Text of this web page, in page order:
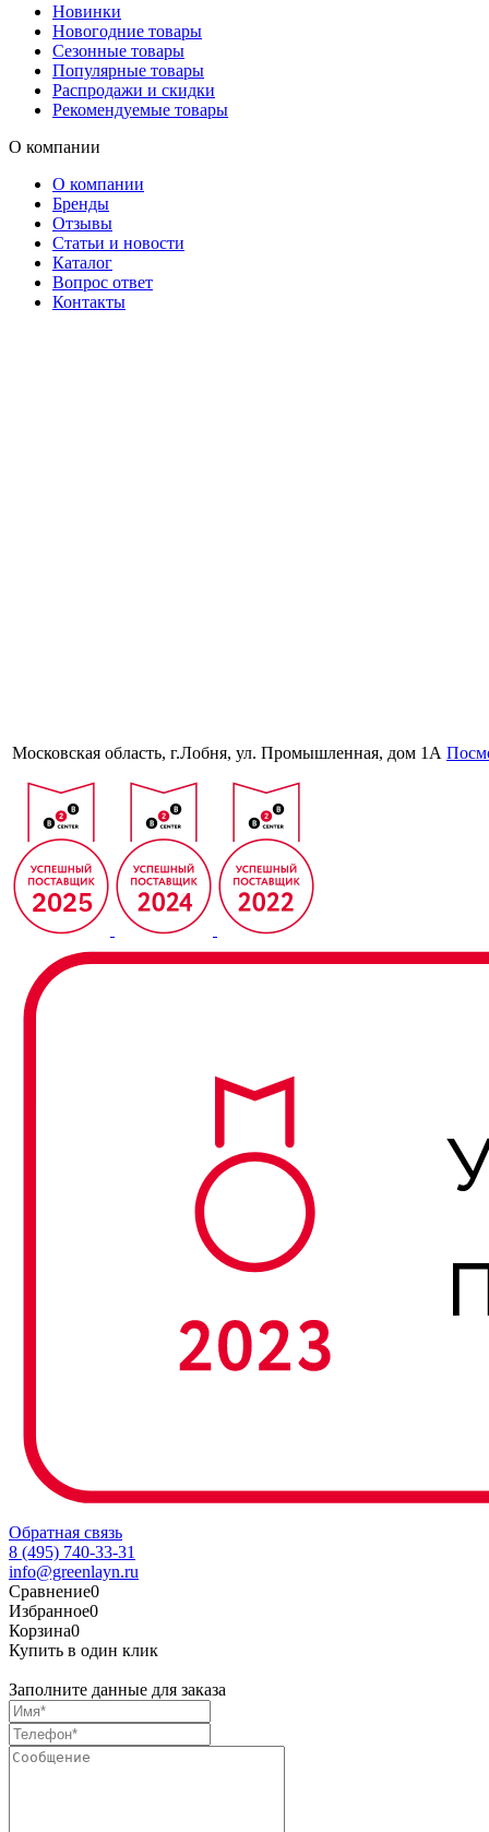
Новинки
Новогодние товары
Сезонные товары
Популярные товары
Распродажи и скидки
Рекомендуемые товары
О компании
О компании
Бренды
Отзывы
Статьи и новости
Каталог
Вопрос ответ
Контакты
Московская область, г.Лобня, ул. Промышленная, дом 1А
Обратная связь
8 (495) 740-33-31
info@greenlayn.ru
Сравнение0
Избранное0
Корзина0
Купить в один клик
Заполните данные для заказа